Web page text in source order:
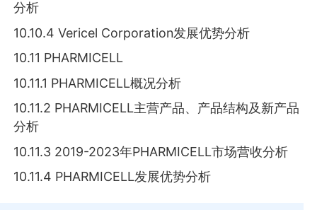
分析
10.10.4 Vericel Corporation发展优势分析
10.11 PHARMICELL
10.11.1 PHARMICELL概况分析
10.11.2 PHARMICELL主营产品、产品结构及新产品
分析
10.11.3 2019-2023年PHARMICELL市场营收分析
10.11.4 PHARMICELL发展优势分析